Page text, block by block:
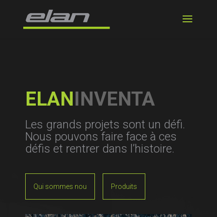
ELANINVENTA
Les grands projets sont un défi.
Nous pouvons faire face à ces
défis et rentrer dans l’histoire.
Qui sommes nou Produits